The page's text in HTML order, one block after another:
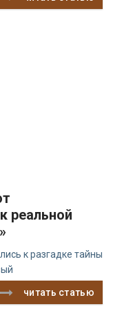
реальной
к разгадке тайны
читать статью